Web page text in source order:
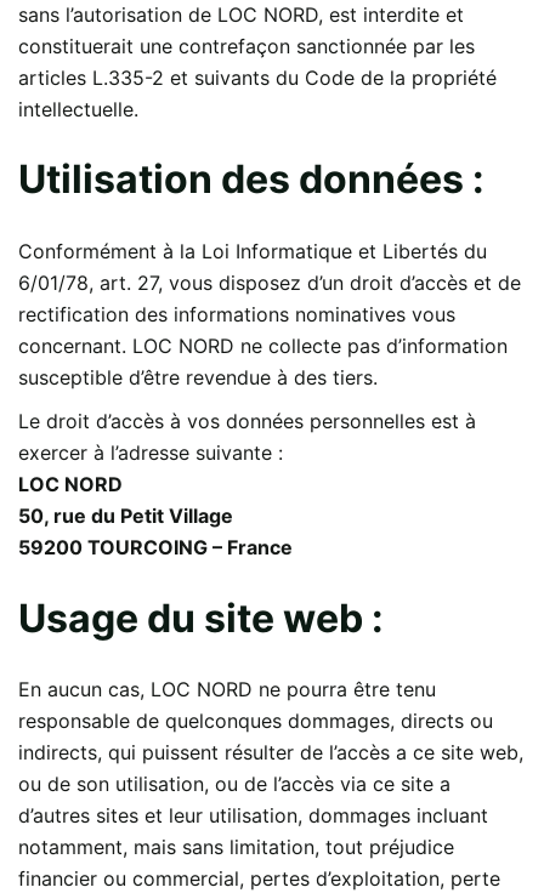
sans l’autorisation de LOC NORD, est interdite et
constituerait une contrefaçon sanctionnée par les
articles L.335-2 et suivants du Code de la propriété
intellectuelle.
Utilisation des données :
Conformément à la Loi Informatique et Libertés du
6/01/78, art. 27, vous disposez d’un droit d’accès et de
rectification des informations nominatives vous
concernant. LOC NORD ne collecte pas d’information
susceptible d’être revendue à des tiers.
Le droit d’accès à vos données personnelles est à
exercer à l’adresse suivante :
LOC NORD
50, rue du Petit Village
59200 TOURCOING – France
Usage du site web :
En aucun cas, LOC NORD ne pourra être tenu
responsable de quelconques dommages, directs ou
indirects, qui puissent résulter de l’accès a ce site web,
ou de son utilisation, ou de l’accès via ce site a
d’autres sites et leur utilisation, dommages incluant
notamment, mais sans limitation, tout préjudice
financier ou commercial, pertes d’exploitation, perte